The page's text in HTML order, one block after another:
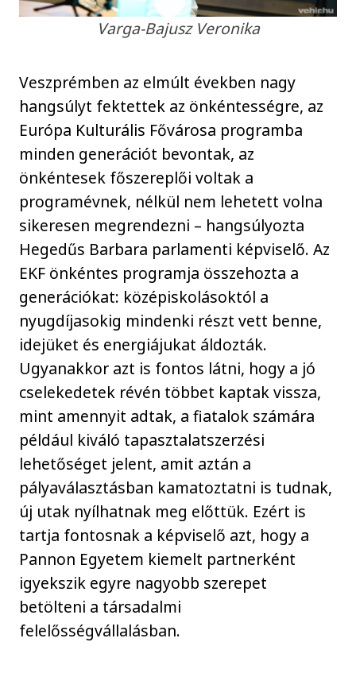
Varga-Bajusz Veronika
Veszprémben az elmúlt években nagy
hangsúlyt fektettek az önkéntességre, az
Európa Kulturális Fővárosa programba
minden generációt bevontak, az
önkéntesek főszereplői voltak a
programévnek, nélkül nem lehetett volna
sikeresen megrendezni – hangsúlyozta
Hegedűs Barbara parlamenti képviselő. Az
EKF önkéntes programja összehozta a
generációkat: középiskolásoktól a
nyugdíjasokig mindenki részt vett benne,
idejüket és energiájukat áldozták.
Ugyanakkor azt is fontos látni, hogy a jó
cselekedetek révén többet kaptak vissza,
mint amennyit adtak, a fiatalok számára
például kiváló tapasztalatszerzési
lehetőséget jelent, amit aztán a
pályaválasztásban kamatoztatni is tudnak,
új utak nyílhatnak meg előttük. Ezért is
tartja fontosnak a képviselő azt, hogy a
Pannon Egyetem kiemelt partnerként
igyekszik egyre nagyobb szerepet
betölteni a társadalmi
felelősségvállalásban.